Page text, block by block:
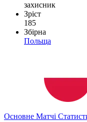
захисник
Зріст
185
Збірна
Польща
Основне Матчі